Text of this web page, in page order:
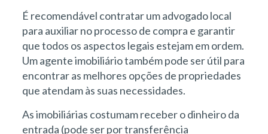
É recomendável contratar um advogado local
para auxiliar no processo de compra e garantir
que todos os aspectos legais estejam em ordem.
Um agente imobiliário também pode ser útil para
encontrar as melhores opções de propriedades
que atendam às suas necessidades.
As imobiliárias costumam receber o dinheiro da
entrada (pode ser por transferência